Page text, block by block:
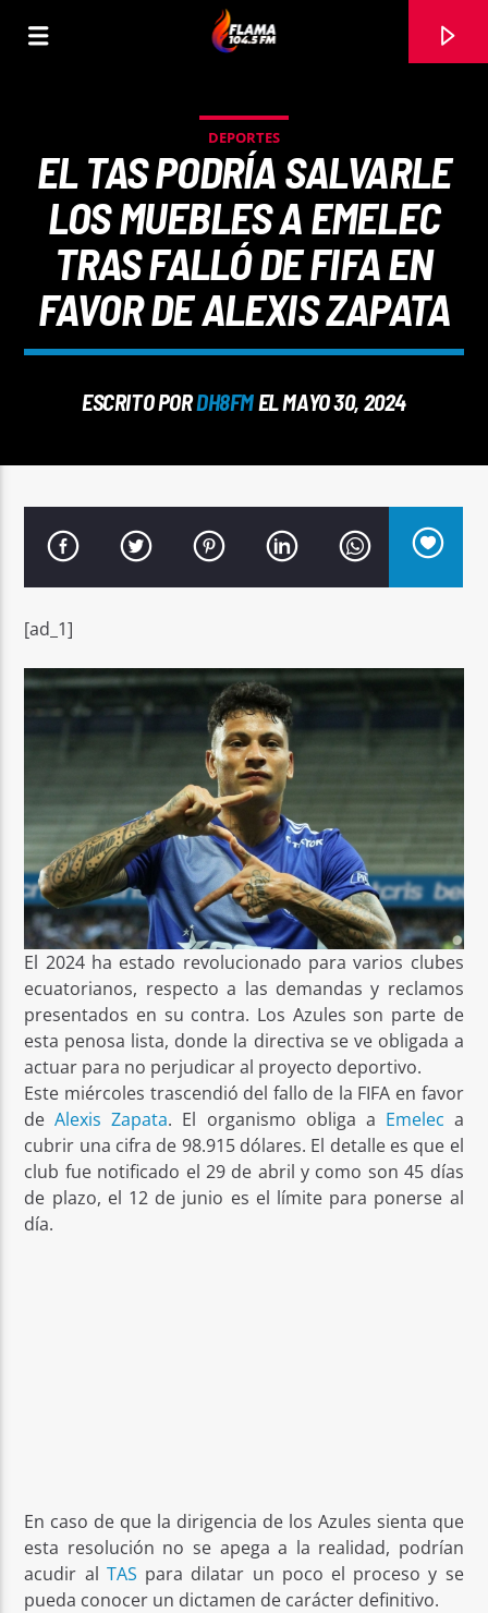
CANCIÓN ACTUAL
ARTISTA
Señal FM
DEPORTES
EL TAS PODRÍA SALVARLE
LOS MUEBLES A EMELEC
TRAS FALLÓ DE FIFA EN
FAVOR DE ALEXIS ZAPATA
ESCRITO PORDH8FMEL MAYO 30, 2024
[ad_1]
El 2024 ha estado revolucionado para varios clubes
ecuatorianos, respecto a las demandas y reclamos
presentados en su contra. Los Azules son parte de
esta penosa lista, donde la directiva se ve obligada a
actuar para no perjudicar al proyecto deportivo.
Este miércoles trascendió del fallo de la FIFA en favor
deAlexis Zapata. El organismo obliga a Emelec a
cubrir una cifra de 98.915 dólares. El detalle es que el
club fue notificado el 29 de abril y como son 45 días
de plazo, el 12 de junio es el límite para ponerse al
día.
En caso de que la dirigencia de los Azules sienta que
esta resolución no se apega a la realidad, podrían
acudir al TAS para dilatar un poco el proceso y se
pueda conocer un dictamen de carácter definitivo.